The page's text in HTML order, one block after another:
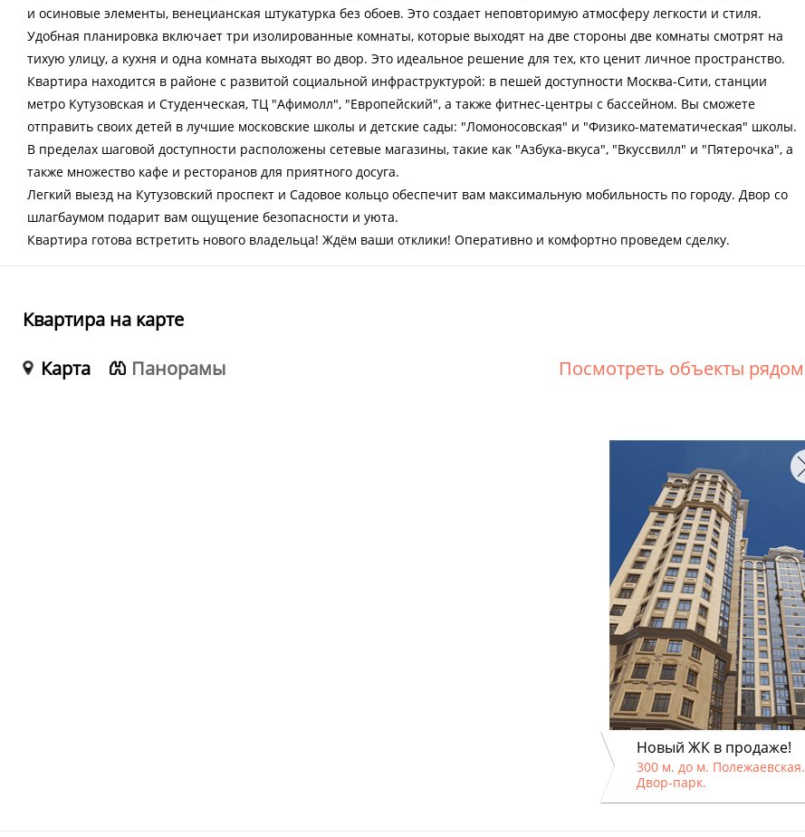
и осиновые элементы, венецианская штукатурка без обоев. Это создает неповторимую атмосферу легкости и стиля.
Удобная планировка включает три изолированные комнаты, которые выходят на две стороны две комнаты смотрят на
тихую улицу, а кухня и одна комната выходят во двор. Это идеальное решение для тех, кто ценит личное пространство.
Квартира находится в районе с развитой социальной инфраструктурой: в пешей доступности Москва-Сити, станции
метро Кутузовская и Студенческая, ТЦ "Афимолл", "Европейский", а также фитнес-центры с бассейном. Вы сможете
отправить своих детей в лучшие московские школы и детские сады: "Ломоносовская" и "Физико-математическая" школы.
В пределах шаговой доступности расположены сетевые магазины, такие как "Азбука-вкуса", "Вкуссвилл" и "Пятерочка", а
также множество кафе и ресторанов для приятного досуга.
Легкий выезд на Кутузовский проспект и Садовое кольцо обеспечит вам максимальную мобильность по городу. Двор со
шлагбаумом подарит вам ощущение безопасности и уюта.
Квартира готова встретить нового владельца! Ждём ваши отклики! Оперативно и комфортно проведем сделку.
Квартира на карте
Карта
Панорамы Посмотреть объекты рядом
Новый ЖК в продаже!
300 м. до м. Полежаевская.
Двор-парк.